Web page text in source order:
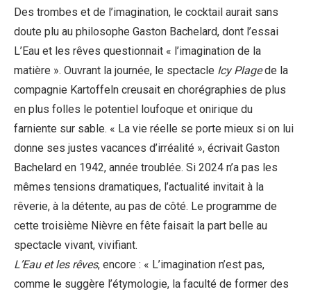
Des trombes et de l’imagination, le cocktail aurait sans
doute plu au philosophe Gaston Bachelard, dont l’essai
L’Eau et les rêves questionnait « l’imagination de la
matière ». Ouvrant la journée, le spectacle Icy Plagede la
compagnie Kartoffeln creusait en chorégraphies de plus
en plus folles le potentiel loufoque et onirique du
farniente sur sable. « La vie réelle se porte mieux si on lui
donne ses justes vacances d’irréalité », écrivait Gaston
Bachelard en 1942, année troublée. Si 2024 n’a pas les
mêmes tensions dramatiques, l’actualité invitait à la
rêverie, à la détente, au pas de côté. Le programme de
cette troisième Nièvre en fête faisait la part belle au
spectacle vivant, vivifiant.
L’Eau et les rêves, encore : « L’imagination n’est pas,
comme le suggère l’étymologie, la faculté de former des